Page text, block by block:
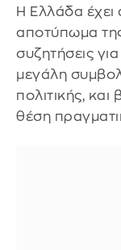
Η Ελλάδα έχει
αποτύπωμα
συζητήσεις
μεγάλη
πολιτικής,
θέση